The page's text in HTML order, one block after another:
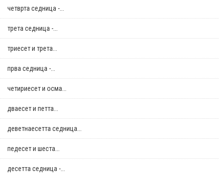
четврта седница -...
трета седница -...
триесет и трета...
прва седница -...
четириесет и осма...
дваесет и петта...
деветнаесетта седница...
педесет и шеста...
десетта седница -...